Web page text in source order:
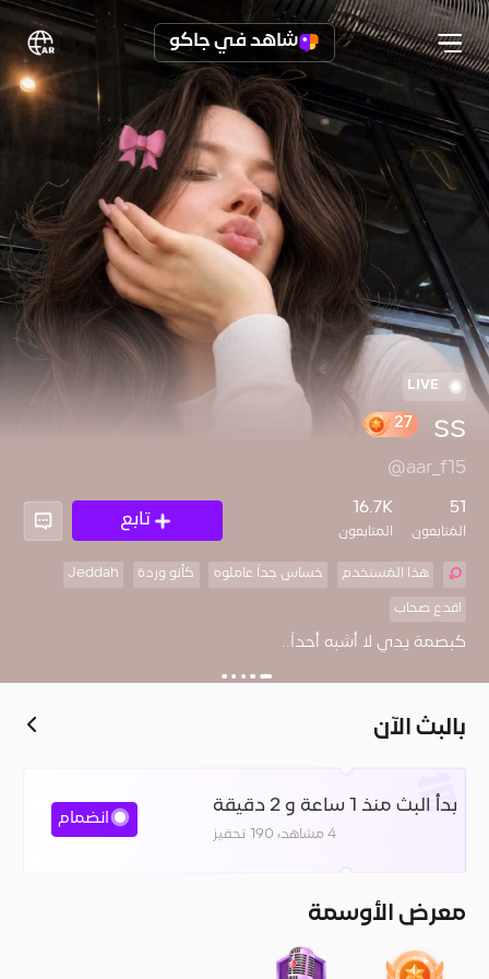
شاهد في جاكو
LIVE
ss
@aar_f15
51
المُتابعون
16.7K
المتابعون
تابع
هذا المُستخدم حَساس جداً عاملوه كأنو وردة Jeddah
اقدع صحاب
كبصمة يدي لا أشبه أحداً..
بالبث الآن
بدأ البث منذ 1 ساعة و 2 دقيقة
4 مشاهد، 190 تحفيز
انضمام
معرض الأوسمة